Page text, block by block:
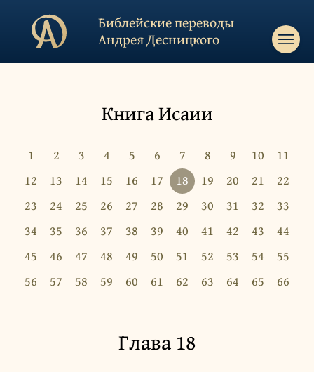
Библейские переводы
Андрея Десницкого
Книга Исаии
1 2 3 4 5 6 7 8 9 10
11
12
13 14 15 16 17 18 19 20 21
22
23
24 25 26 27 28 29 30 31 32
33
34
35 36 37 38 39 40 41 42 43
44
45
46 47 48 49 50 51 52 53 54
55
56
57 58 59 60 61 62 63 64 65 66
Глава 18